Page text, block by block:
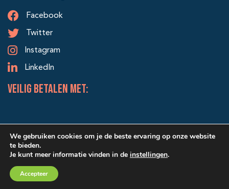
Facebook
Twitter
Instagram
LinkedIn
veilig betalen met:
© 2026 Alle rechten voorbehouden | Ontwerp & realisatie:
We gebruiken cookies om je de beste ervaring op onze website
te bieden.
Je kunt meer informatie vinden in de instellingen.
Accepteer